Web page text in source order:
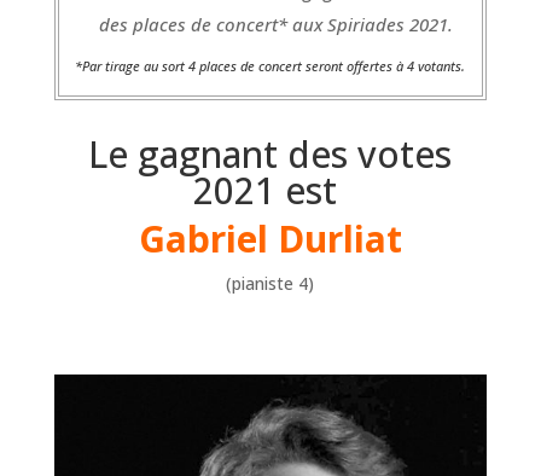
des places de concert* aux Spiriades 2021.
*Par tirage au sort 4 places de concert seront offertes à 4 votants.
Le gagnant des votes
2021 est
Gabriel Durliat
(pianiste 4)